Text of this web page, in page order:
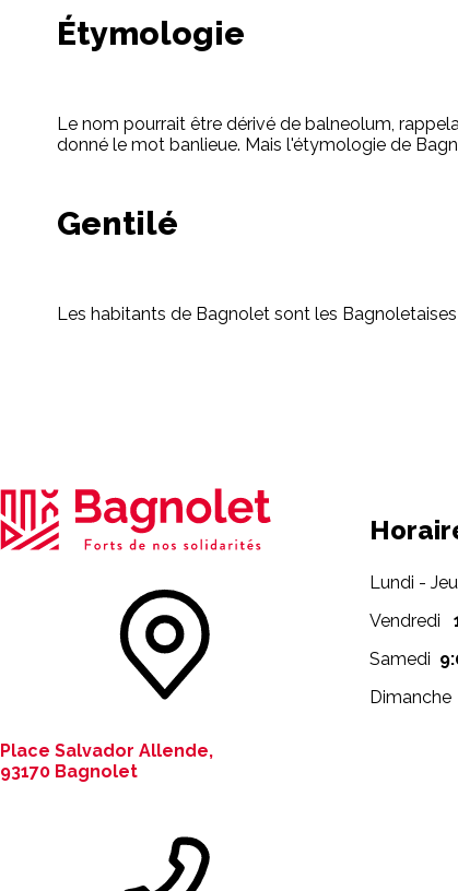
Étymologie
Le nom pourrait être dérivé de balneolum,
donné le mot banlieue. Mais l'étymologie de
Gentilé
Les habitants de Bagnolet sont les
Place Salvador Allende,
93170 Bagnolet
Lundi -
Vendredi
Samedi
Dimanche